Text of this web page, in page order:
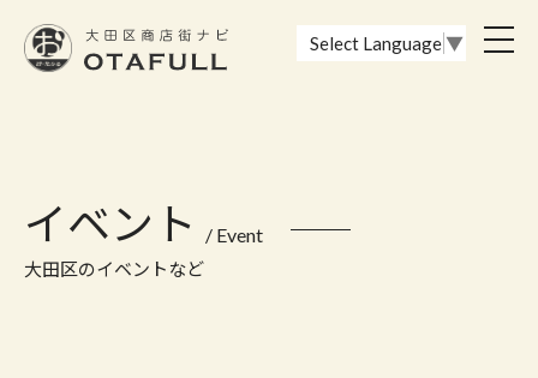
Select Language ▼
イベント / Event
大田区のイベントなど